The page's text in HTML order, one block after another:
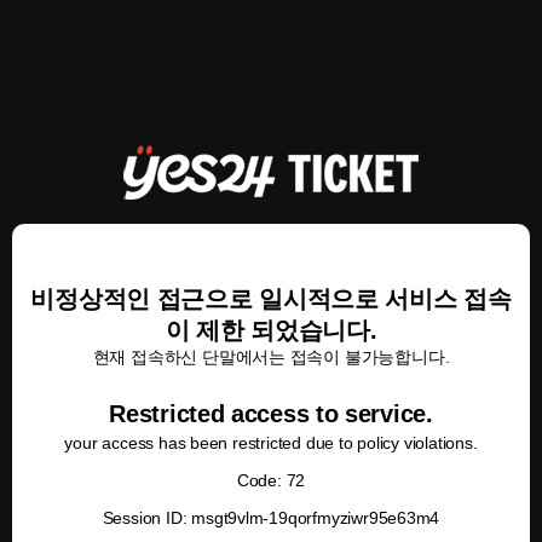
비정상적인 접근으로 일시적으로 서비스 접속
이 제한 되었습니다.
현재 접속하신 단말에서는 접속이 불가능합니다.
Restricted access to service.
your access has been restricted due to policy violations.
Code: 72
Session ID: msgt9vlm-19qorfmyziwr95e63m4